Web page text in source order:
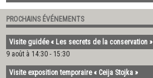
PROCHAINS ÉVÉNEMENTS
Visite guidée « Les secrets de la conservation »
9 août à 14:30 - 15:30
Visite exposition temporaire « Ceija Stojka »